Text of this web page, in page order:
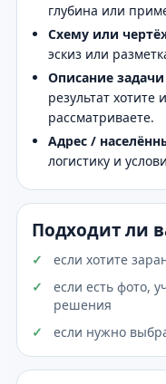
глубина или
Схему или
эскиз или
Описание задачи
результат хотите
рассматриваете.
Адрес /
логистику и
Подходит ли
если хотите
если есть фото,
решения
если нужно